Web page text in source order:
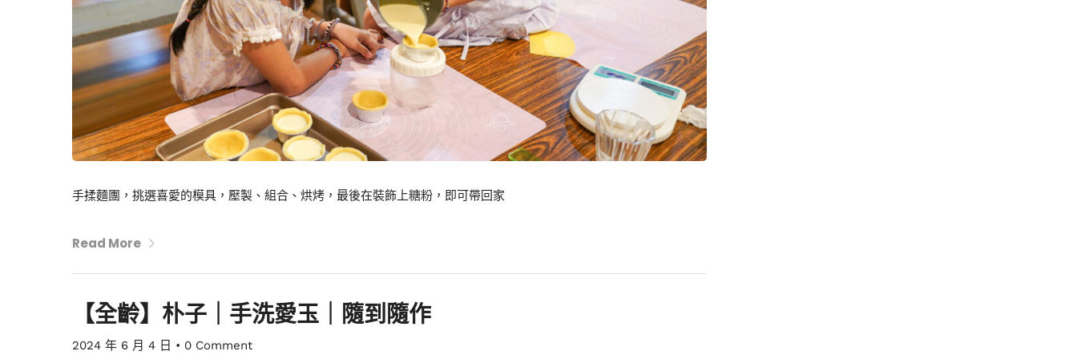
手揉麵團，挑選喜愛的模具，壓製、組合、烘烤，最後在裝飾上糖粉，即可帶回家
Read More
【全齡】朴子｜手洗愛玉｜隨到隨作
2024 年 6 月 4 日 • 0 Comment